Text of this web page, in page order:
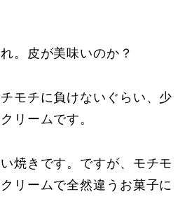
。皮が美味いのか？
モチに負けないぐらい、少
リームです。
焼きです。ですが、モチモ
リームで全然違うお菓子に